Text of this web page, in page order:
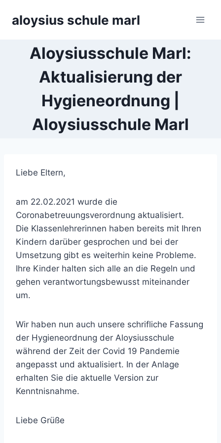
Inhaltaloysius schule marl
Aloysiusschule Marl:
Aktualisierung der
Hygieneordnung |
Aloysiusschule Marl
Liebe Eltern,
am 22.02.2021 wurde die
Coronabetreuungsverordnung aktualisiert.
Die Klassenlehrerinnen haben bereits mit Ihren
Kindern darüber gesprochen und bei der
Umsetzung gibt es weiterhin keine Probleme.
Ihre Kinder halten sich alle an die Regeln und
gehen verantwortungsbewusst miteinander
um.
Wir haben nun auch unsere schrifliche Fassung
der Hygieneordnung der Aloysiusschule
während der Zeit der Covid 19 Pandemie
angepasst und aktualisiert. In der Anlage
erhalten Sie die aktuelle Version zur
Kenntnisnahme.
Liebe Grüße